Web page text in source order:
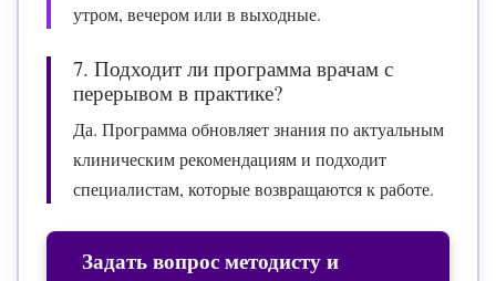
утром, вечером или в выходные.
7. Подходит ли программа врачам с
перерывом в практике?
Да. Программа обновляет знания по актуальным
клиническим рекомендациям и подходит
специалистам, которые возвращаются к работе.
Задать вопрос методисту и